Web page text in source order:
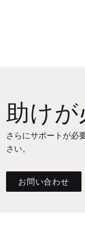
助け
さらにサポートが必
さい。
お問い合わせ